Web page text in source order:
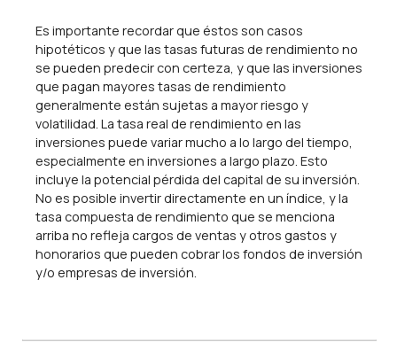
Es importante recordar que éstos son casos
hipotéticos y que las tasas futuras de rendimiento no
se pueden predecir con certeza, y que las inversiones
que pagan mayores tasas de rendimiento
generalmente están sujetas a mayor riesgo y
volatilidad. La tasa real de rendimiento en las
inversiones puede variar mucho a lo largo del tiempo,
especialmente en inversiones a largo plazo. Esto
incluye la potencial pérdida del capital de su inversión.
No es posible invertir directamente en un índice, y la
tasa compuesta de rendimiento que se menciona
arriba no refleja cargos de ventas y otros gastos y
honorarios que pueden cobrar los fondos de inversión
y/o empresas de inversión.